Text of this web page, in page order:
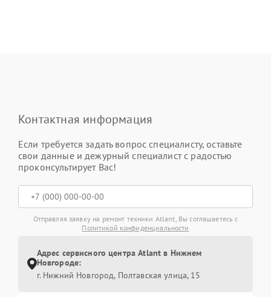
Контактная информация
Если требуется задать вопрос специалисту, оставьте
свои данные и дежурный специалист с радостью
проконсультирует Вас!
Отправляя заявку на ремонт техники Atlant, Вы соглашаетесь с
Политикой конфиденциальности
Адрес сервисного центра Atlant в Нижнем
Новгороде:
г. Нижний Новгород, Полтавская улица, 15